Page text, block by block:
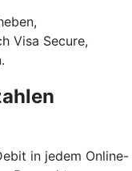
Visa Secure,
in jedem Online-